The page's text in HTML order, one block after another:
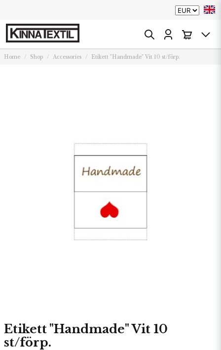
Home Shop Accessories Etikett "Handmade" Vit 10 st/förp.
Etikett "Handmade" Vit 10
st/förp.